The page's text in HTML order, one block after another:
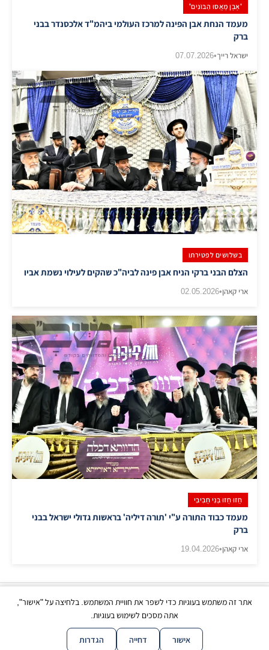
'אֶבֶן מָאֲסוּ הַבּוֹנִים'
מעמד הנחת אבן הפינה למרכז העולמי ביהמ"ד אלכסנדר בבני
ברק
ישראל רייך•
07.07.2026
בשלושים לפטירתו
הצלם הבני ברקי הניח אבן פינה לביה"כ שהקים לעילוי נשמת אביו
ארי קאהן•
02.05.2026
חֲזוּ חֲזוּ בָּנַי חֲבִיבַי
מעמד כבוד התורה ע"י 'תורה דיליה' בראשות גדולי ישראל בבני
ברק
ארי קאהן•
19.04.2026
אתר זה משתמש בעוגיות כדי לשפר את חוויית המשתמש. בלחיצה על "אישור",
אתה מסכים לשימוש בעוגיות.
אישור דחייה הגדרות
כל הזכויות שמורות | © בני ברק עכשיו 2026
צור קשר|תנאי שימוש|פרטיות נגישות |מפת אתר